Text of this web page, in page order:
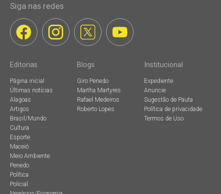
Siga nas redes
Editorias
Página inicial
Últimas notícias
Alagoas
Artigos
Brasil/Mundo
Cultura
Esporte
Maceió
Meio Ambiente
Penedo
Política
Policial
Blogs
Giro Penedo
Martha Martyres
Rafael Medeiros
Roberto Lopes
Institucional
Expediente
Anuncie
Sugestão de Pauta
Política de privacidade
Termos de Uso